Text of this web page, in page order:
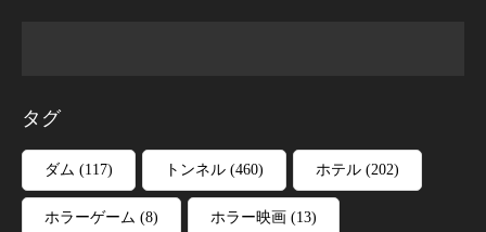
タグ
ダム (117) トンネル (460) ホテル (202)
ホラーゲーム (8) ホラー映画 (13)